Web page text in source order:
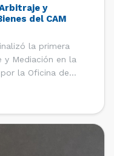
y
del CAM
la primera
y Mediación en la
la Oficina de
de Comercio
con […]